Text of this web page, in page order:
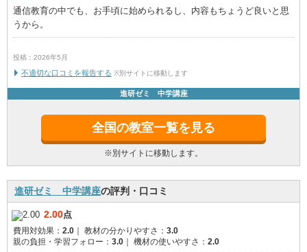
通信教育の中でも、お手頃に始められるし、内容もちょうど良いと思
うから。
投稿：2026年5月
不適切な口コミを報告する ※別サイトに移動します
進研ゼミ 中学講座
全国の教室一覧を見る
※別サイトに移動します。
進研ゼミ 中学講座の評判・口コミ
2.00点
費用対効果： 2.0 教材の分かりやすさ： 3.0
親の負担・学習フォロー： 3.0 機材の使いやすさ： 2.0